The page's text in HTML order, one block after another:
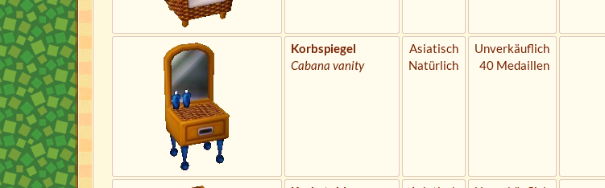
Korbspiegel
Cabana vanity
Asiatisch
Natürlich
Unverkäuflich
40 Medaillen